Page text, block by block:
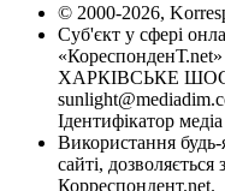
© 2000-2026,
Суб'єкт у сфері
ХАРКІВСЬКЕ ШОСЕ,
Ідентифікатор
Використання будь-
сайті,
Корреспондент.net.